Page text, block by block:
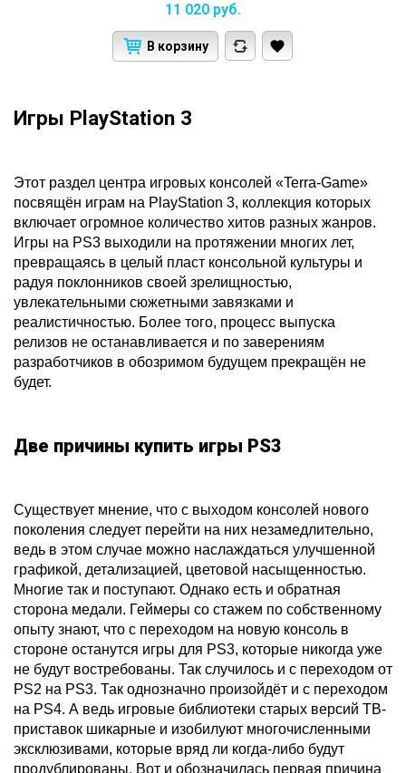
11 020 руб.
В корзину
Игры PlayStation 3
Этот раздел центра игровых консолей «Terra-Game»
посвящён играм на PlayStation 3, коллекция которых
включает огромное количество хитов разных жанров.
Игры на PS3 выходили на протяжении многих лет,
превращаясь в целый пласт консольной культуры и
радуя поклонников своей зрелищностью,
увлекательными сюжетными завязками и
реалистичностью. Более того, процесс выпуска
релизов не останавливается и по заверениям
разработчиков в обозримом будущем прекращён не
будет.
Две причины купить игры PS3
Существует мнение, что с выходом консолей нового
поколения следует перейти на них незамедлительно,
ведь в этом случае можно наслаждаться улучшенной
графикой, детализацией, цветовой насыщенностью.
Многие так и поступают. Однако есть и обратная
сторона медали. Геймеры со стажем по собственному
опыту знают, что с переходом на новую консоль в
стороне останутся игры для PS3, которые никогда уже
не будут востребованы. Так случилось и с переходом от
PS2 на PS3. Так однозначно произойдёт и с переходом
на PS4. А ведь игровые библиотеки старых версий ТВ-
приставок шикарные и изобилуют многочисленными
эксклюзивами, которые вряд ли когда-либо будут
продублированы. Вот и обозначилась первая причина